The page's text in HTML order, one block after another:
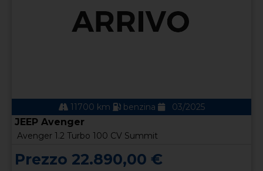
11700 km benzina 03/2025
JEEP Avenger
Avenger 1.2 Turbo 100 CV Summit
Prezzo 22.890,00 €